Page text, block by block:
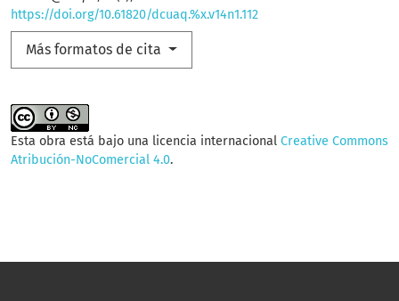
https://doi.org/10.61820/dcuaq.%x.v14n1.112
Más formatos de cita
Esta obra está bajo una licencia internacional Creative Commons
Atribución-NoComercial 4.0.